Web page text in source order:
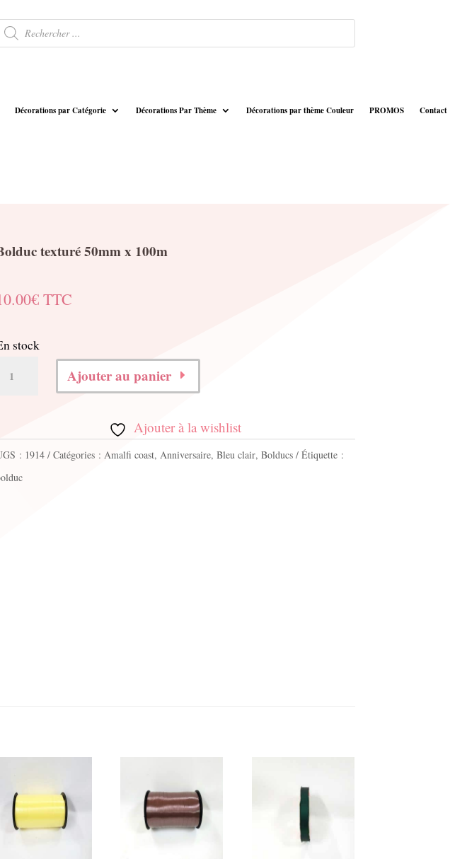
de
Décorations par Catégorie Décorations Par Thème Décorations par thème Couleur PROMOS Contact
texturé 50mm x 100m
€ TTC
stock
Ajouter au panier
Ajouter à la wishlist
: 1914 Catégories : Amalfi coast, Anniversaire, Bleu clair, Bolducs
Étiquette :